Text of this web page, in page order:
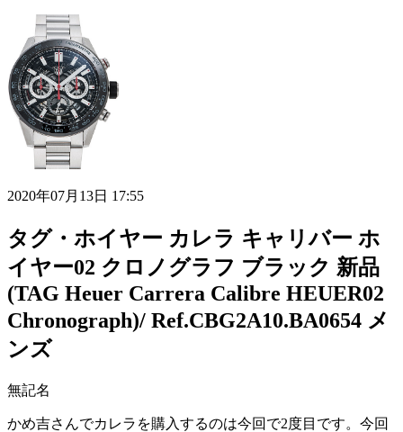
2020年07月13日 17:55
タグ・ホイヤー カレラ キャリバー ホ
イヤー02 クロノグラフ ブラック 新品
(TAG Heuer Carrera Calibre HEUER02
Chronograph)/ Ref.CBG2A10.BA0654 メ
ンズ
無記名
かめ吉さんでカレラを購入するのは今回で2度目です。今回